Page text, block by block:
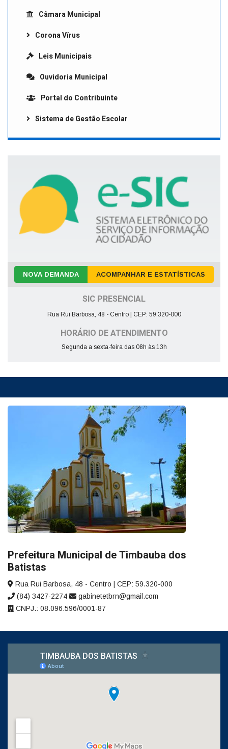
Câmara Municipal
Corona Vírus
Leis Municipais
Ouvidoria Municipal
Portal do Contribuinte
Sistema de Gestão Escolar
NOVA DEMANDA ACOMPANHAR E ESTATÍSTICAS
SIC PRESENCIAL
Rua Rui Barbosa, 48 - Centro | CEP: 59.320-000
HORÁRIO DE ATENDIMENTO
Segunda a sexta-feira das 08h às 13h
Prefeitura Municipal de Timbauba dos
Batistas
Rua Rui Barbosa, 48 - Centro | CEP: 59.320-000
(84) 3427-2274
gabinetetbrn@gmail.com
CNPJ.: 08.096.596/0001-87